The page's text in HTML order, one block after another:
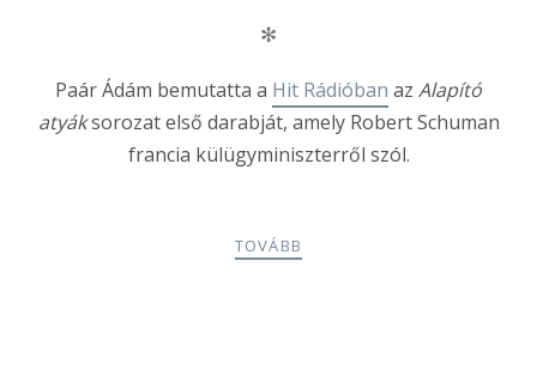
✻
Paár Ádám bemutatta a Hit Rádióban az Alapító
atyáksorozat első darabját, amely Robert Schuman
francia külügyminiszterről szól.
TOVÁBB